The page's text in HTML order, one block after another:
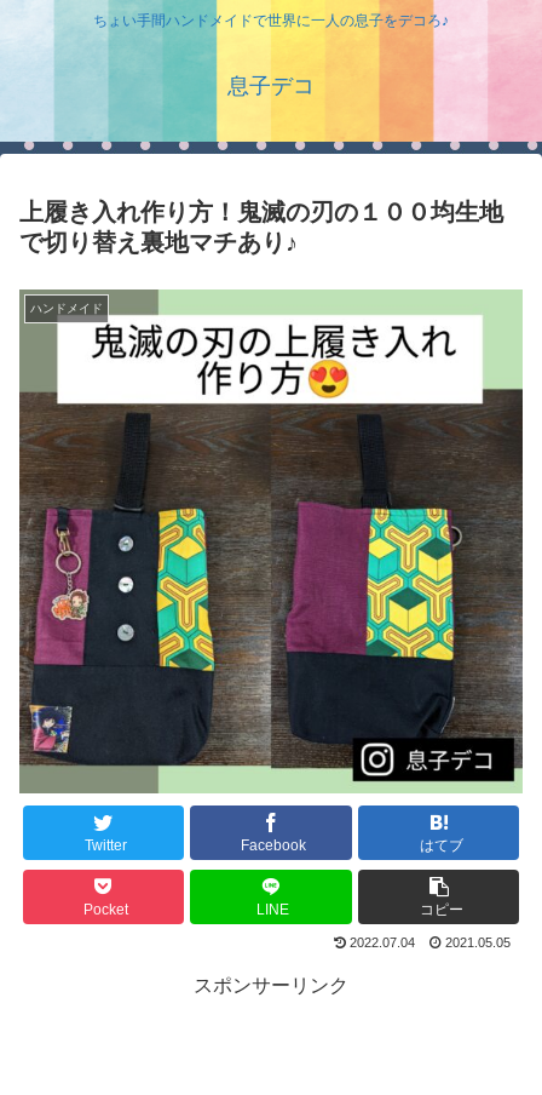
ちょい手間ハンドメイドで世界に一人の息子をデコろ♪
息子デコ
上履き入れ作り方！鬼滅の刃の１００均生地
で切り替え裏地マチあり♪
ハンドメイド
Twitter Facebook はてブ
Pocket LINE コピー
2022.07.04 2021.05.05
スポンサーリンク